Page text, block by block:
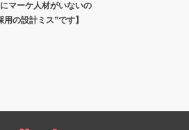
にマーケ人材がいないの
用の設計ミス”です】